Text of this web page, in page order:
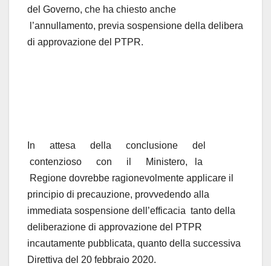
del Governo, che ha chiesto anche
l’annullamento, previa sospensione della delibera
di approvazione del PTPR.
In attesa della conclusione del
contenzioso con il Ministero, la
Regione dovrebbe ragionevolmente applicare il
principio di precauzione, provvedendo alla
immediata sospensione dell’efficacia tanto della
deliberazione di approvazione del PTPR
incautamente pubblicata, quanto della successiva
Direttiva del 20 febbraio 2020.